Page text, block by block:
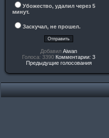
Убожество, удалил через 5
минут.
Заскучал, не прошел.
Добавил Aiwan
Голоса: 3390 Комментарии: 3
Предыдущие голосования